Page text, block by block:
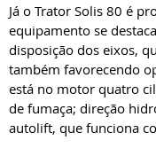
Já o Trator Solis 80 é
equipamento se
disposição dos eixos,
também favorecendo
está no motor quatro
de fumaça; direção
autolift, que funciona